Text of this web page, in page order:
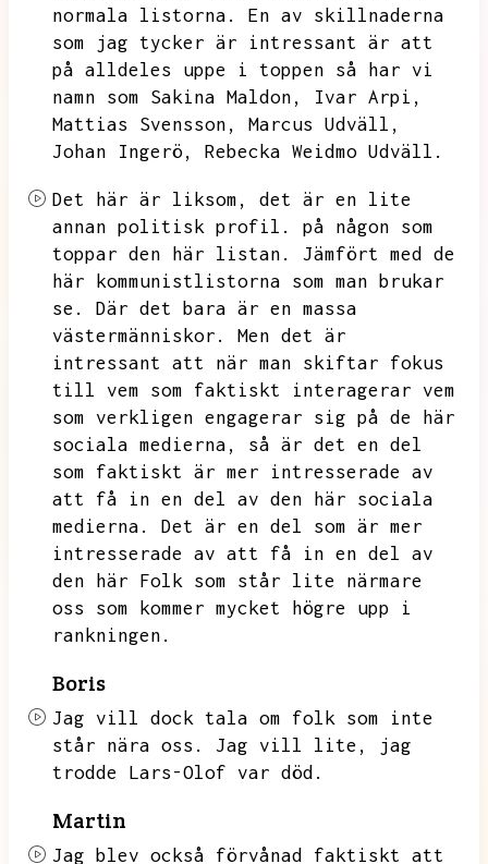
normala listorna.
En av skillnaderna
som jag tycker är intressant är att
på alldeles uppe i toppen så har vi
namn som Sakina Maldon,
Ivar Arpi,
Mattias Svensson,
Marcus Udväll,
Johan Ingerö,
Rebecka Weidmo Udväll.
Det här är liksom,
det är en lite
annan politisk profil.
på någon som
toppar den här listan.
Jämfört med de
här kommunistlistorna som man brukar
se.
Där det bara är en massa
västermänniskor.
Men det är
intressant att när man skiftar fokus
till vem som faktiskt interagerar vem
som verkligen engagerar sig på de här
sociala medierna,
så är det en del
som faktiskt är mer intresserade av
att få in en del av den här sociala
medierna.
Det är en del som är mer
intresserade av att få in en del av
den här Folk som står lite närmare
oss som kommer mycket högre upp i
rankningen.
Boris
Jag vill dock tala om folk som inte
står nära oss.
Jag vill lite,
jag
trodde Lars-Olof var död.
Martin
Jag blev också förvånad faktiskt att